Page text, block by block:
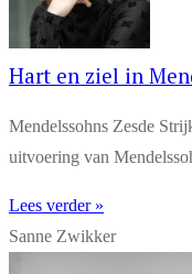
Hart en ziel in
Mendelssohns Zesde
uitvoering van
Lees verder »
Sanne Zwikker